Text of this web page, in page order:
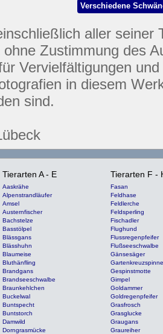
Verschiedene
aller seiner
Zustimmung des
Vervielfältigungen
in diesem
sind.
Tierarten A - E
Aaskrähe
Alpenstrandläufer
Amsel
Austernfischer
Bachstelze
Basstölpel
Blässgans
Blässhuhn
Blaumeise
Bluthänfling
Brandgans
Brandseeschwalbe
Braunkehlchen
Buckelwal
Buntspecht
Buntstorch
Damwild
Dorngrasmücke
Tierarten F -
Fasan
Feldhase
Feldlerche
Feldsperling
Fischadler
Flughund
Flussregenpfeifer
Flußseeschwalbe
Gänsesäger
Gartenkreuzspinne
Gespinstmotte
Gimpel
Goldammer
Goldregenpfeifer
Grasfrosch
Grasglucke
Graugans
Graureiher